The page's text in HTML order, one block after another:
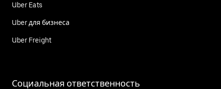
Uber Eats
Uber для бизнеса
Uber Freight
Социальная ответственность